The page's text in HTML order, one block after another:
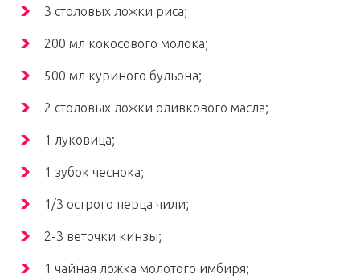
3 столовых ложки риса;
200 мл кокосового молока;
500 мл куриного бульона;
2 столовых ложки оливкового масла;
1 луковица;
1 зубок чеснока;
1/3 острого перца чили;
2-3 веточки кинзы;
1 чайная ложка молотого имбиря;